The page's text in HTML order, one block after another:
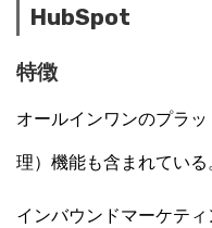
HubSpot
特徴
オールインワンのプラ
理）機能も含まれている
インバウンドマーケティ